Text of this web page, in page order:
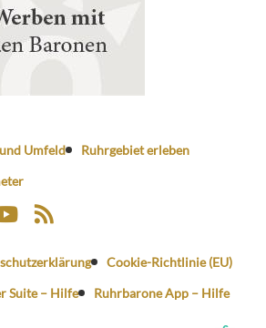
Umfeld
Ruhrgebiet erleben
Cookie-Richtlinie (EU)
Suite – Hilfe
Ruhrbarone App – Hilfe